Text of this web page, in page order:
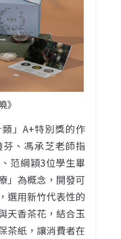
》
」A+特別獎的作
、馮承芝老師指
范綱穎3位學生畢
」為概念，開發可
選用新竹代表性的
天香茶花，結合玉
茶紙，讓消費者在